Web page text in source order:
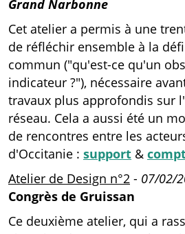
Grand Narbonne
Cet atelier a permis à une
de réfléchir ensemble à la
commun ("qu'est-ce qu'un
indicateur ?"), nécessaire
travaux plus approfondis sur
réseau. Cela a aussi été un
de rencontres entre les
d'Occitanie : support &
Atelier de Design n°2 - 07/02/
Congrès de Gruissan
Ce deuxième atelier, qui a